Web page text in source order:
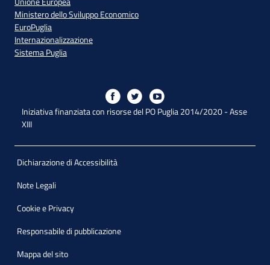
Ministero dello Sviluppo Economico
EuroPuglia
Internazionalizzazione
Sistema Puglia
Iniziativa finanziata con risorse del PO Puglia 2014/2020 - Asse
XIII
Dichiarazione di Accessibilità
Note Legali
Cookie e Privacy
Responsabile di pubblicazione
Mappa del sito